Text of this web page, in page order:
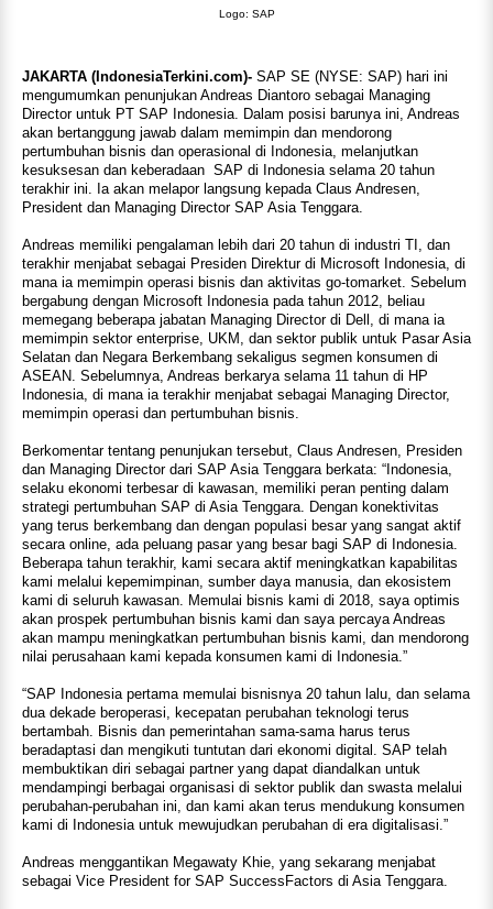
Logo: SAP
JAKARTA (IndonesiaTerkini.com)- SAP SE (NYSE: SAP) hari ini
mengumumkan penunjukan Andreas Diantoro sebagai Managing
Director untuk PT SAP Indonesia. Dalam posisi barunya ini, Andreas
akan bertanggung jawab dalam memimpin dan mendorong
pertumbuhan bisnis dan operasional di Indonesia, melanjutkan
kesuksesan dan keberadaan SAP di Indonesia selama 20 tahun
terakhir ini. Ia akan melapor langsung kepada Claus Andresen,
President dan Managing Director SAP Asia Tenggara.
Andreas memiliki pengalaman lebih dari 20 tahun di industri TI, dan
terakhir menjabat sebagai Presiden Direktur di Microsoft Indonesia, di
mana ia memimpin operasi bisnis dan aktivitas go-tomarket. Sebelum
bergabung dengan Microsoft Indonesia pada tahun 2012, beliau
memegang beberapa jabatan Managing Director di Dell, di mana ia
memimpin sektor enterprise, UKM, dan sektor publik untuk Pasar Asia
Selatan dan Negara Berkembang sekaligus segmen konsumen di
ASEAN. Sebelumnya, Andreas berkarya selama 11 tahun di HP
Indonesia, di mana ia terakhir menjabat sebagai Managing Director,
memimpin operasi dan pertumbuhan bisnis.
Berkomentar tentang penunjukan tersebut, Claus Andresen, Presiden
dan Managing Director dari SAP Asia Tenggara berkata: “Indonesia,
selaku ekonomi terbesar di kawasan, memiliki peran penting dalam
strategi pertumbuhan SAP di Asia Tenggara. Dengan konektivitas
yang terus berkembang dan dengan populasi besar yang sangat aktif
secara online, ada peluang pasar yang besar bagi SAP di Indonesia.
Beberapa tahun terakhir, kami secara aktif meningkatkan kapabilitas
kami melalui kepemimpinan, sumber daya manusia, dan ekosistem
kami di seluruh kawasan. Memulai bisnis kami di 2018, saya optimis
akan prospek pertumbuhan bisnis kami dan saya percaya Andreas
akan mampu meningkatkan pertumbuhan bisnis kami, dan mendorong
nilai perusahaan kami kepada konsumen kami di Indonesia.”
“SAP Indonesia pertama memulai bisnisnya 20 tahun lalu, dan selama
dua dekade beroperasi, kecepatan perubahan teknologi terus
bertambah. Bisnis dan pemerintahan sama-sama harus terus
beradaptasi dan mengikuti tuntutan dari ekonomi digital. SAP telah
membuktikan diri sebagai partner yang dapat diandalkan untuk
mendampingi berbagai organisasi di sektor publik dan swasta melalui
perubahan-perubahan ini, dan kami akan terus mendukung konsumen
kami di Indonesia untuk mewujudkan perubahan di era digitalisasi.”
Andreas menggantikan Megawaty Khie, yang sekarang menjabat
sebagai Vice President for SAP SuccessFactors di Asia Tenggara.